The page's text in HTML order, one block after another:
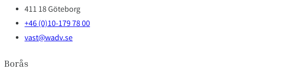
411 18 Göteborg
+46 (0)10-179 78 00
vast@wadv.se
Borås